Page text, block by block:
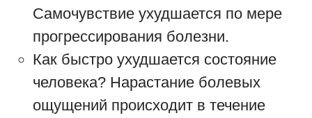
Самочувствие ухудшается по мере
прогрессирования болезни.
Как быстро ухудшается состояние
человека? Нарастание болевых
ощущений происходит в течение